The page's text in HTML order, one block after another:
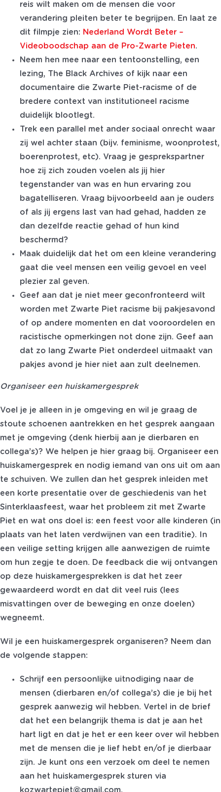
reis wilt maken om de mensen die voor
verandering pleiten beter te begrijpen. En laat ze
dit filmpje zien: Nederland Wordt Beter –
Videoboodschap aan de Pro-Zwarte Pieten.
Neem hen mee naar een tentoonstelling, een
lezing, The Black Archives of kijk naar een
documentaire die Zwarte Piet-racisme of de
bredere context van institutioneel racisme
duidelijk blootlegt.
Trek een parallel met ander sociaal onrecht waar
zij wel achter staan (bijv. feminisme, woonprotest,
boerenprotest, etc). Vraag je gesprekspartner
hoe zij zich zouden voelen als jij hier
tegenstander van was en hun ervaring zou
bagatelliseren. Vraag bijvoorbeeld aan je ouders
of als jij ergens last van had gehad, hadden ze
dan dezelfde reactie gehad of hun kind
beschermd?
Maak duidelijk dat het om een kleine verandering
gaat die veel mensen een veilig gevoel en veel
plezier zal geven.
Geef aan dat je niet meer geconfronteerd wilt
worden met Zwarte Piet racisme bij pakjesavond
of op andere momenten en dat vooroordelen en
racistische opmerkingen not done zijn. Geef aan
dat zo lang Zwarte Piet onderdeel uitmaakt van
pakjes avond je hier niet aan zult deelnemen.
Organiseer een huiskamergesprek
Voel je je alleen in je omgeving en wil je graag de
stoute schoenen aantrekken en het gesprek aangaan
met je omgeving (denk hierbij aan je dierbaren en
collega’s)? We helpen je hier graag bij. Organiseer een
huiskamergesprek en nodig iemand van ons uit om aan
te schuiven. We zullen dan het gesprek inleiden met
een korte presentatie over de geschiedenis van het
Sinterklaasfeest, waar het probleem zit met Zwarte
Piet en wat ons doel is: een feest voor alle kinderen (in
plaats van het laten verdwijnen van een traditie). In
een veilige setting krijgen alle aanwezigen de ruimte
om hun zegje te doen. De feedback die wij ontvangen
op deze huiskamergesprekken is dat het zeer
gewaardeerd wordt en dat dit veel ruis (lees
misvattingen over de beweging en onze doelen)
wegneemt.
Wil je een huiskamergesprek organiseren? Neem dan
de volgende stappen:
Schrijf een persoonlijke uitnodiging naar de
mensen (dierbaren en/of collega’s) die je bij het
gesprek aanwezig wil hebben. Vertel in de brief
dat het een belangrijk thema is dat je aan het
hart ligt en dat je het er een keer over wil hebben
met de mensen die je lief hebt en/of je dierbaar
zijn. Je kunt ons een verzoek om deel te nemen
aan het huiskamergesprek sturen via
kozwartepiet@gmail.com.